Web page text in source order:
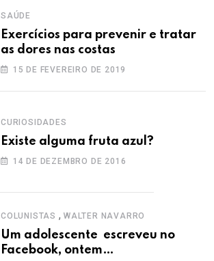
SAÚDE
Exercícios para prevenir e tratar
as dores nas costas
15 DE FEVEREIRO DE 2019
CURIOSIDADES
Existe alguma fruta azul?
14 DE DEZEMBRO DE 2016
COLUNISTAS , WALTER NAVARRO
Um adolescente escreveu no
Facebook, ontem…